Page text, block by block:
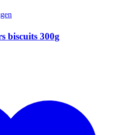
biscuits 300g